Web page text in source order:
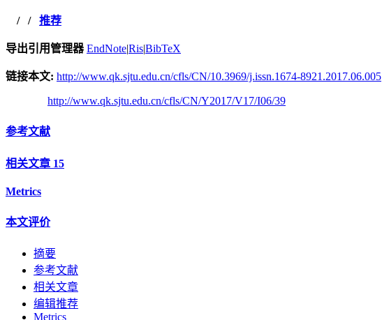
/ / 推荐
导出引用管理器 EndNote|Ris|BibTeX
链接本文: http://www.qk.sjtu.edu.cn/cfls/CN/10.3969/j.issn.1674-8921.2017.06.005
http://www.qk.sjtu.edu.cn/cfls/CN/Y2017/V17/I06/39
参考文献
相关文章 15
Metrics
本文评价
摘要
参考文献
相关文章
编辑推荐
Metrics